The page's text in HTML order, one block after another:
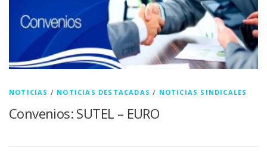
NOTICIAS / NOTICIAS DESTACADAS / NOTICIAS SINDICALES
Convenios: SUTEL – EURO